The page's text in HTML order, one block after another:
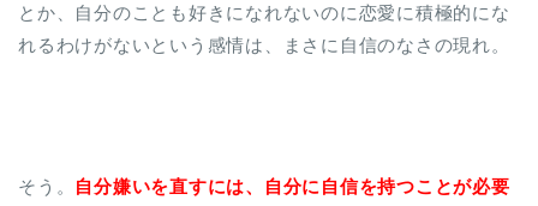
とか、自分のことも好きになれないのに恋愛に積極的にな
れるわけがないという感情は、まさに自信のなさの現れ。
そう。
自分嫌いを直すには、自分に自信を持つことが必要